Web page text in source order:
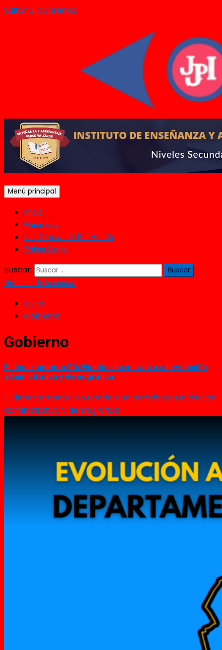
Saltar al contenido
Menú principal
Inicio
Quién soy
Las Termas de Río Hondo
Palma Larga
Buscar:
Noticias de la ciudad
Inicio
Gobierno
Gobierno
El departamento Río Hondo: una mirada a su evolución
administrativa y demográfica
El departamento Río Hondo: una mirada a su evolución
administrativa y demográfica